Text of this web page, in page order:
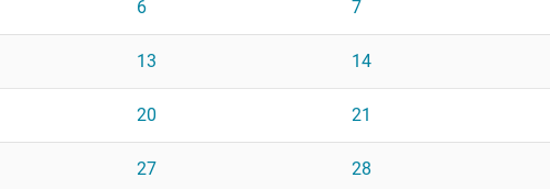
6 7
13 14
20 21
27 28